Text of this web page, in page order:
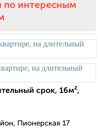
по интересным
срок, 16м²,
Пионерская 17